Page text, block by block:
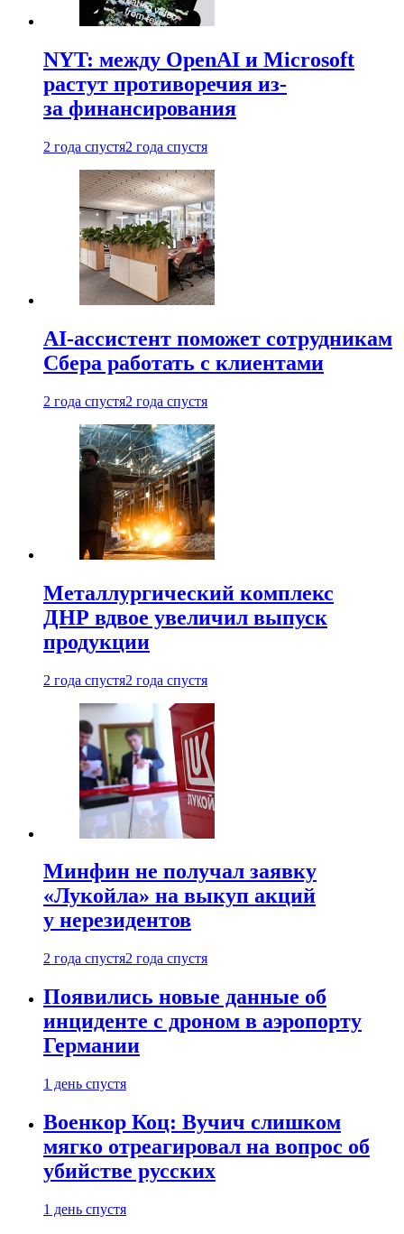
NYT: между OpenAI и Microsoft
растут противоречия из-
за финансирования
2 года спустя2 года спустя
AI-ассистент поможет сотрудникам
Сбера работать с клиентами
2 года спустя2 года спустя
Металлургический комплекс
ДНР вдвое увеличил выпуск
продукции
2 года спустя2 года спустя
Минфин не получал заявку
«Лукойла» на выкуп акций
у нерезидентов
2 года спустя2 года спустя
Появились новые данные об
инциденте с дроном в аэропорту
Германии
1 день спустя
Военкор Коц: Вучич слишком
мягко отреагировал на вопрос об
убийстве русских
1 день спустя